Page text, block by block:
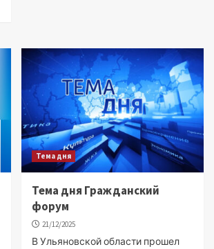
Тема дня
Тема дня Гражданский
форум
21/12/2025
В Ульяновской области прошел